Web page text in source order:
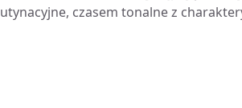
czasem tonalne z